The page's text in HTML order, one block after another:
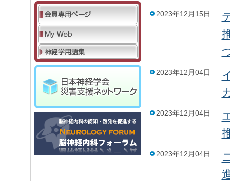
2023年12月15日
2023年12月04日
2023年12月04日
2023年12月04日